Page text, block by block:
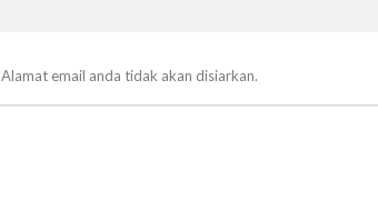
Alamat email anda tidak akan disiarkan.